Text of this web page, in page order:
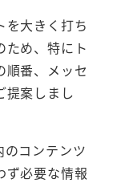
を大きく打ち
ため、特にト
順番、メッセ
提案しまし
のコンテンツ
ず必要な情報